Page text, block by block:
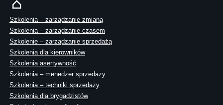
Szkolenia – zarządzanie zmianą
Szkolenia – zarządzanie czasem
Szkolenie – zarządzanie sprzedażą
Szkolenia dla kierowników
Szkolenia asertywność
Szkolenia – menedżer sprzedaży
Szkolenia – techniki sprzedaży
Szkolenia dla brygadzistów